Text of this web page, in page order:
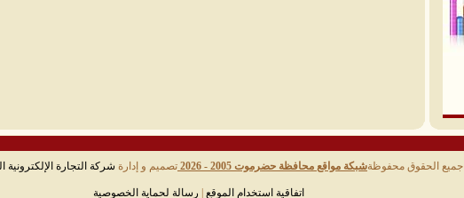
جميع الحقوق محفوظةشبكة مواقع محافظة حضرموت 2005 - 2026 تصميم و إدارة شركة التجارة الإلكترونية
اتفاقية استخدام الموقع رسالة لحماية الخصوصية